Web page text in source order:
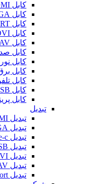
کابل HDMI
کابل VGA
کابل DISPLAY PORT
کابل DVI
کابل RCA-AV
کابل صدا
کابل
کابل
کابل
کابل USB
کابل
تبدیل
تبدیل HDMI
تبدیل VGA
تبدیل type-c
تبدیل USB به LAN
تبدیل DVI
تبدیل RCA-AV
تبدیل Display Port